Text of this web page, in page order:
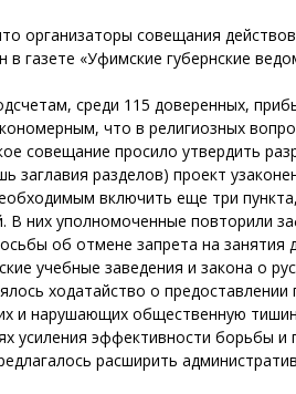
организаторы совещания
в газете «Уфимские губернские
среди 115 доверенных,
что в религиозных
совещание просило утвердить
заглавия разделов) проект
включить еще три
В них уполномоченные повторили
об отмене запрета на
учебные заведения и закона о
ходатайство о
и нарушающих общественную
усиления эффективности борьбы
расширить